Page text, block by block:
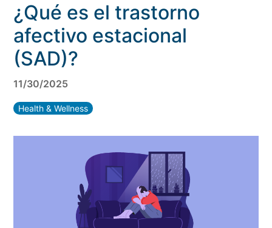
¿Qué es el trastorno
afectivo estacional
(SAD)?
11/30/2025
Health & Wellness